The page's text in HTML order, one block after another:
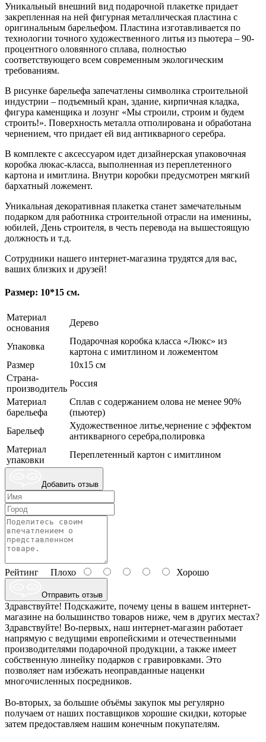
Уникальный внешний вид подарочной плакетке придает
закрепленная на ней фигурная металлическая пластина с
оригинальным барельефом. Пластина изготавливается по
технологии точного художественного литья из пьютера – 90-
процентного оловянного сплава, полностью
соответствующего всем современным экологическим
требованиям.
В рисунке барельефа запечатлены символика строительной
индустрии – подъемный кран, здание, кирпичная кладка,
фигура каменщика и лозунг «Мы строили, строим и будем
строить!». Поверхность металла отполирована и обработана
чернением, что придает ей вид антикварного серебра.
В комплекте с аксессуаром идет дизайнерская упаковочная
коробка люкас-класса, выполненная из переплетенного
картона и имитлина. Внутри коробки предусмотрен мягкий
бархатный ложемент.
Уникальная декоративная плакетка станет замечательным
подарком для работника строительной отрасли на именины,
юбилей, День строителя, в честь перевода на вышестоящую
должность и т.д.
Сотрудники нашего интернет-магазина трудятся для вас,
ваших близких и друзей!
Размер: 10*15 см.
Материал
основания
Дерево
Упаковка
Подарочная коробка класса «Люкс» из
картона с имитлином и ложементом
Размер
10х15 см
Страна-
производитель
Россия
Материал
барельефа
Сплав с содержанием олова не менее 90%
(пьютер)
Барельеф
Художественное литье,чернение с эффектом
антикварного серебра,полировка
Материал
упаковки
Переплетенный картон с имитлином
Добавить отзыв
Рейтинг Плохо Хорошо
Отправить отзыв
Здравствуйте! Подскажите, почему цены в вашем интернет-
магазине на большинство товаров ниже, чем в других местах?
Здравствуйте! Во-первых, наш интернет-магазин работает
напрямую с ведущими европейскими и отечественными
производителями подарочной продукции, а также имеет
собственную линейку подарков с гравировками. Это
позволяет нам избежать неоправданные наценки
многочисленных посредников.
Во-вторых, за большие объёмы закупок мы регулярно
получаем от наших поставщиков хорошие скидки, которые
затем предоставляем нашим конечным покупателям.